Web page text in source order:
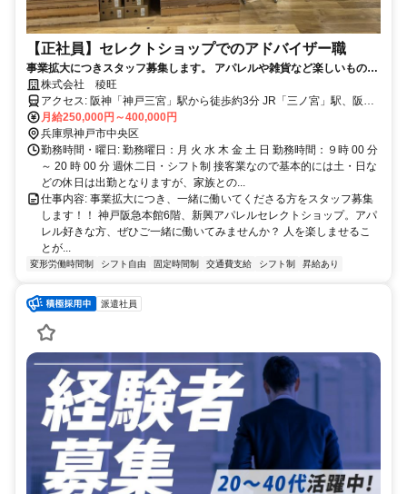
【正社員】セレクトショップでのアドバイザー職
事業拡大につきスタッフ募集します。 アパレルや雑貨など楽しいものが
好きな方、ぜひご一緒に働いてみませんか？
株式会社 稜旺
アクセス: 阪神「神戸三宮」駅から徒歩約3分 JR「三ノ宮」駅、阪急
「神戸三宮」駅から徒歩約5分 神戸市営地下鉄「三宮」駅から徒歩約
7分
月給250,000円～400,000円
兵庫県神戸市中央区
勤務時間・曜日: 勤務曜日：月 火 水 木 金 土 日 勤務時間：９時 00 分
～ 20 時 00 分 週休二日・シフト制 接客業なので基本的には土・日な
どの休日は出勤となりますが、家族との...
仕事内容: 事業拡大につき、一緒に働いてくださる方をスタッフ募集
します！！ 神戸阪急本館6階、新興アパレルセレクトショップ。アパ
レル好きな方、ぜひご一緒に働いてみませんか？ 人を楽しませるこ
とが...
変形労働時間制 シフト自由 固定時間制 交通費支給 シフト制 昇給あり
派遣社員